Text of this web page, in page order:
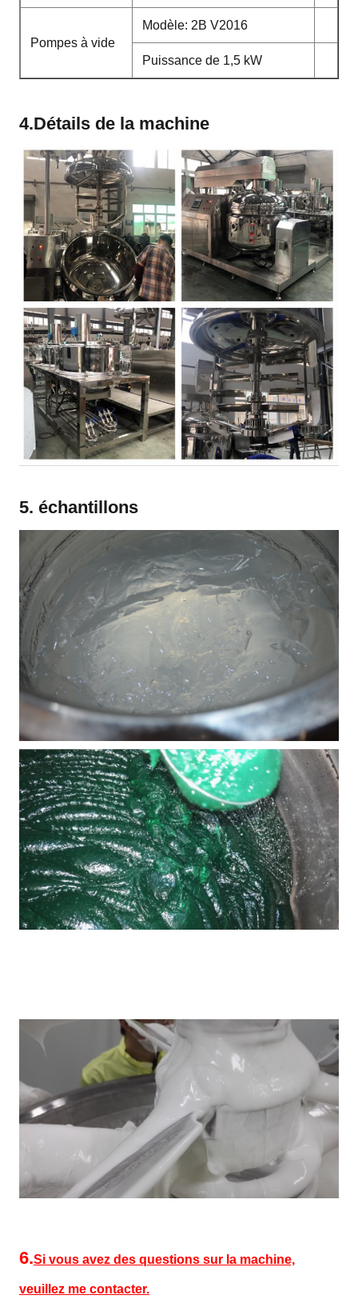
Pompes à vide
Modèle: 2B V2016
Puissance de 1,5 kW
4.Détails de la machine
5. échantillons
6.Si vous avez des questions sur la machine,
veuillez me contacter.